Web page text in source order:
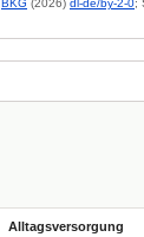
BKG (2026) dl-de/by-2-0;
Alltagsversorgung